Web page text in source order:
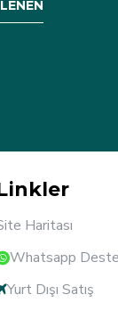
Haritası
Whatsapp
Yurt Dışı Satış